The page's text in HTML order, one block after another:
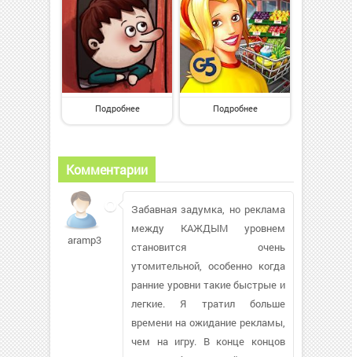
Подробнее Подробнее
Комментарии
aramp33
Забавная задумка, но реклама
между КАЖДЫМ уровнем
становится очень
утомительной, особенно когда
ранние уровни такие быстрые и
легкие. Я тратил больше
времени на ожидание рекламы,
чем на игру. В конце концов